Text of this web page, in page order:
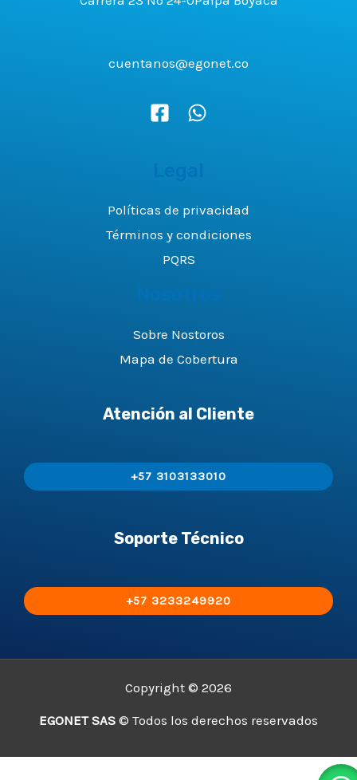
cuentanos@egonet.co
Políticas de privacidad
Términos y condiciones
PQRS
Nosotros
Sobre Nostoros
Mapa de Cobertura
Atención al Cliente
+57 3103133010
Soporte Técnico
+57 3233249920
Copyright © 2026
EGONET SAS © Todos los derechos reservados